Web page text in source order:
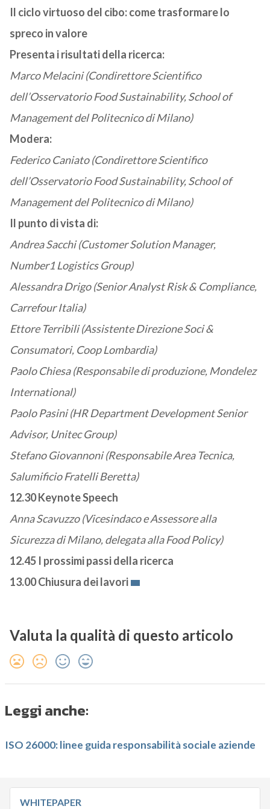
Il ciclo virtuoso del cibo: come trasformare lo
spreco in valore
Presenta i risultati della ricerca:
Marco Melacini (Condirettore Scientifico
dell’Osservatorio Food Sustainability, School of
Management del Politecnico di Milano)
Modera:
Federico Caniato (Condirettore Scientifico
dell’Osservatorio Food Sustainability, School of
Management del Politecnico di Milano)
Il punto di vista di:
Andrea Sacchi (Customer Solution Manager,
Number1 Logistics Group)
Alessandra Drigo (Senior Analyst Risk & Compliance,
Carrefour Italia)
Ettore Terribili (Assistente Direzione Soci &
Consumatori, Coop Lombardia)
Paolo Chiesa (Responsabile di produzione, Mondelez
International)
Paolo Pasini (HR Department Development Senior
Advisor, Unitec Group)
Stefano Giovannoni (Responsabile Area Tecnica,
Salumificio Fratelli Beretta)
12.30 Keynote Speech
Anna Scavuzzo (Vicesindaco e Assessore alla
Sicurezza di Milano, delegata alla Food Policy)
12.45 I prossimi passi della ricerca
13.00 Chiusura dei lavori
Valuta la qualità di questo articolo
Leggi anche:
ISO 26000: linee guida responsabilità sociale aziende
WHITEPAPER